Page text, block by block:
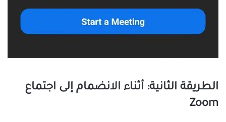
الطريقة الثانية: أثناء الانضمام إلى اجتماع
Zoom